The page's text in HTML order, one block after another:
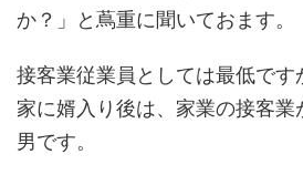
か？」と蔦重に聞いておます。
接客業従業員としては最低で
家に婿入り後は、家業の接客
男です。